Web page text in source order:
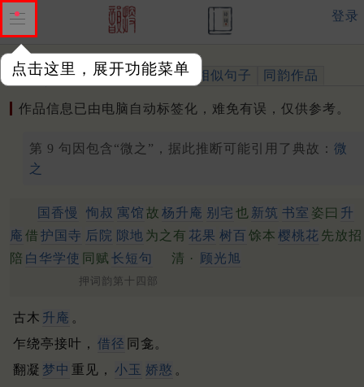
点击这里，展开功能菜单
登录
作品 标注四声 出处、引用 相似句子 同韵作品
作品信息已由电脑自动标签化，难免有误，仅供参考。
第 9 句因包含“微之”，据此推断可能引用了典故： 微
之
国香慢 恂叔 寓馆 故 杨升庵 别宅 也 新筑 书室 姿曰 升
庵 借 护国寺 后院 隙地 为之有 花果 树百 馀本 樱桃花 先放招
陪 白华学使 同赋 长短句 清 · 顾光旭
押词韵第十四部
古木 升庵 。
乍绕亭接叶， 借径 同龛。
翻凝 梦中 重见， 小玉 娇憨 。